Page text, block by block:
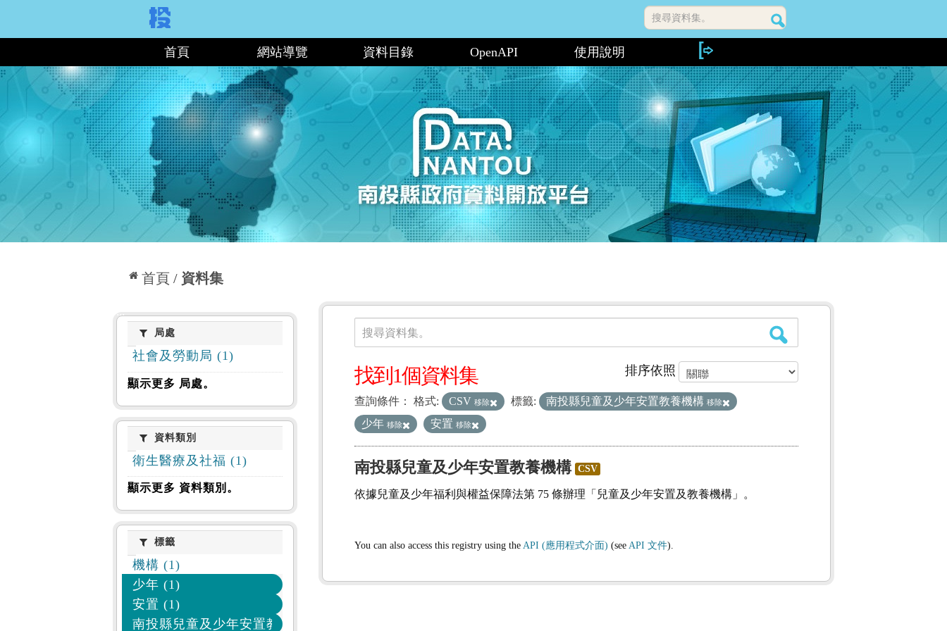
搜尋資料集。
首頁 網站導覽 資料目錄 OpenAPI 使用說明
首頁 資料集
局處局處
社會及勞動局 (1)
顯示更多 局處。
資料類別
資料類別
衛生醫療及社福 (1)
顯示更多 資料類別。
標籤標籤
機構 (1)
少年 (1)
安置 (1)
南投縣兒童及少年安置教養機構 (1)
資料集
搜尋資料集。
排序依照
找到1個資料集
查詢條件： 格式: CSV 移除 標籤: 南投縣兒童及少年安置教養機構 移除
少年 移除 安置 移除
南投縣兒童及少年安置教養機構 CSV
依據兒童及少年福利與權益保障法第 75 條辦理「兒童及少年安置及教養機構」。
You can also access this registry using the API (應用程式介面) (see API 文件).